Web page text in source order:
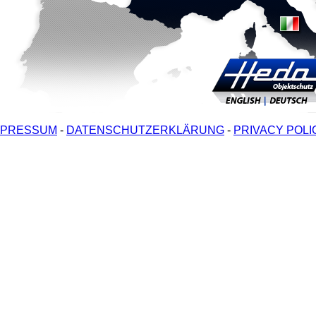
- DATENSCHUTZERKLÄRUNG - PRIVACY